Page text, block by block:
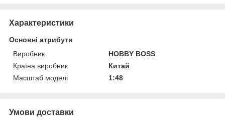
Характеристики
Основні атрибути
Виробник
HOBBY BOSS
Країна виробник
Китай
Масштаб моделі
1:48
Умови доставки